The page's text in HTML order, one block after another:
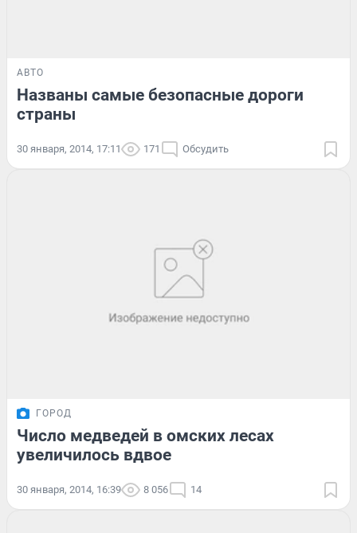
АВТО
Названы самые безопасные дороги
страны
30 января, 2014, 17:11 171 Обсудить
ГОРОД
Число медведей в омских лесах
увеличилось вдвое
30 января, 2014, 16:39 8 056 14